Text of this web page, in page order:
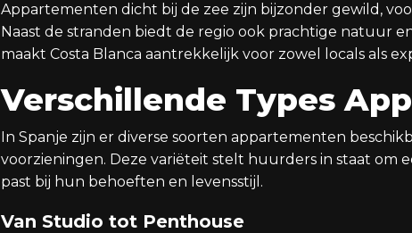
Appartementen dicht bij de zee zijn bijzonder gewild,
Naast de stranden biedt de regio ook prachtige natuur
maakt Costa Blanca aantrekkelijk voor zowel locals als
Verschillende Types
In Spanje zijn er diverse soorten appartementen
voorzieningen. Deze variëteit stelt huurders in staat om
past bij hun behoeften en levensstijl.
Van Studio tot Penthouse